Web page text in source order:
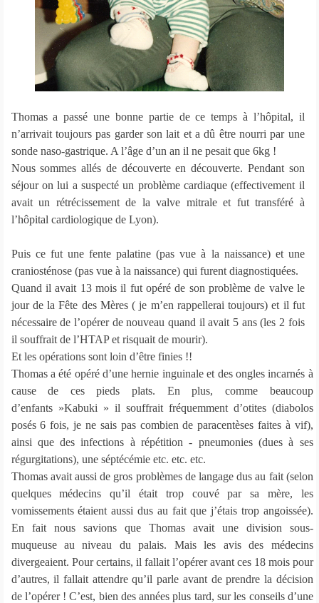
Thomas a passé une bonne partie de ce temps à l’hôpital, il
n’arrivait toujours pas garder son lait et a dû être nourri par une
sonde naso-gastrique. A l’âge d’un an il ne pesait que 6kg !
Nous sommes allés de découverte en découverte. Pendant son
séjour on lui a suspecté un problème cardiaque (effectivement il
avait un rétrécissement de la valve mitrale et fut transféré à
l’hôpital cardiologique de Lyon).
Puis ce fut une fente palatine (pas vue à la naissance) et une
craniosténose (pas vue à la naissance) qui furent diagnostiquées.
Quand il avait 13 mois il fut opéré de son problème de valve le
jour de la Fête des Mères ( je m’en rappellerai toujours) et il fut
nécessaire de l’opérer de nouveau quand il avait 5 ans (les 2 fois
il souffrait de l’HTAP et risquait de mourir).
Et les opérations sont loin d’être finies !!
Thomas a été opéré d’une hernie inguinale et des ongles incarnés à
cause de ces pieds plats. En plus, comme beaucoup
d’enfants »Kabuki » il souffrait fréquemment d’otites (diabolos
posés 6 fois, je ne sais pas combien de paracentèses faites à vif),
ainsi que des infections à répétition - pneumonies (dues à ses
régurgitations), une séptécémie etc. etc. etc.
Thomas avait aussi de gros problèmes de langage dus au fait (selon
quelques médecins qu’il était trop couvé par sa mère, les
vomissements étaient aussi dus au fait que j’étais trop angoissée).
En fait nous savions que Thomas avait une division sous-
muqueuse au niveau du palais. Mais les avis des médecins
divergeaient. Pour certains, il fallait l’opérer avant ces 18 mois pour
d’autres, il fallait attendre qu’il parle avant de prendre la décision
de l’opérer ! C’est, bien des années plus tard, sur les conseils d’une